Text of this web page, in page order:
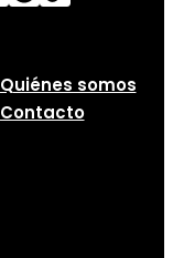
Quiénes somos
Contacto